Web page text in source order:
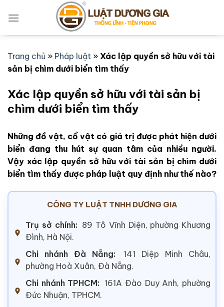
qua
Trang chủ » Pháp luật » Xác lập quyền sở hữu với tài
sản bị chìm dưới biển tìm thấy
Xác lập quyền sở hữu với tài sản bị
chìm dưới biển tìm thấy
Những đồ vật, cổ vật có giá trị được phát hiện dưới
biển đang thu hút sự quan tâm của nhiều người.
Vậy xác lập quyền sở hữu với tài sản bị chìm dưới
biển tìm thấy được pháp luật quy định như thế nào?
CÔNG TY LUẬT TNHH DƯƠNG GIA
Trụ sở chính: 89 Tô Vĩnh Diện, phường Khương
Đình, Hà Nội.
Chi nhánh Đà Nẵng:
141 Diệp Minh Châu,
phường Hoà Xuân, Đà Nẵng.
Chi nhánh TPHCM: 161A Đào Duy Anh, phường
Đức Nhuận, TPHCM.